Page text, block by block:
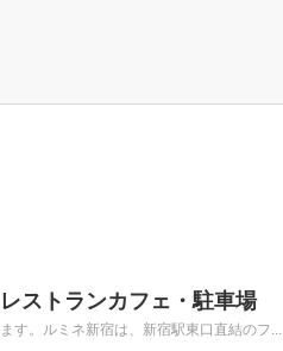
ストランカフェ・駐車場
す。ルミネ新宿は、新宿駅東口直結のフ...